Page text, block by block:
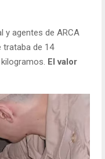
y agentes de ARCA
trataba de 14
El valor